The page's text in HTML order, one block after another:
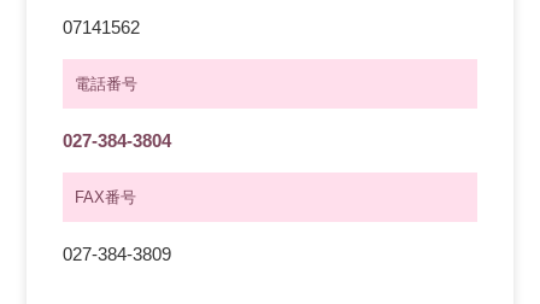
07141562
電話番号
027-384-3804
FAX番号
027-384-3809